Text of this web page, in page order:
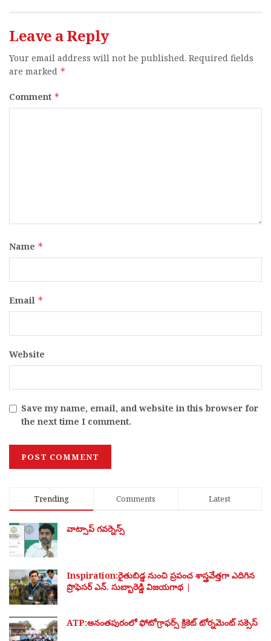
Leave a Reply
Your email address will not be published. Required fields
are marked *
Comment *
Name *
Email *
Website
Save my name, email, and website in this browser for
the next time I comment.
Trending Comments Latest
వాట్సాప్ గవర్నెన్స్
Inspiration:రైతుబిడ్డ నుంచి ప్రపంచ శాస్త్రవేత్తగా ఎదిగిన
ప్రొఫెసర్ ఎన్. సుబ్బారెడ్డి విజయగాథ |
ATP:అనంతపురంలో ఫోటోగ్రాఫర్స్ క్రికెట్ టోర్నమెంట్ సక్సెస్